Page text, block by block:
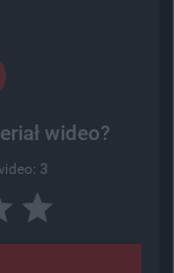
wideo?
3